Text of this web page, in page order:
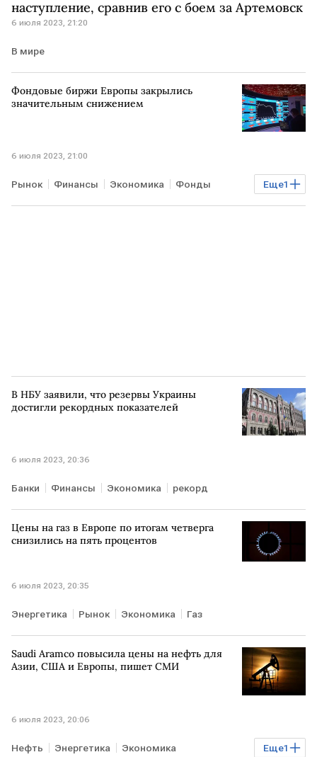
наступление, сравнив его с боем за Артемовск
6 июля 2023, 21:20
В мире
Фондовые биржи Европы закрылись
значительным снижением
6 июля 2023, 21:00
Еще1
Рынок Финансы Экономика Фонды
биржи Европы
В НБУ заявили, что резервы Украины
достигли рекордных показателей
6 июля 2023, 20:36
Банки Финансы Экономика рекорд
Цены на газ в Европе по итогам четверга
снизились на пять процентов
6 июля 2023, 20:35
Энергетика Рынок Экономика Газ
Saudi Aramco повысила цены на нефть для
Азии, США и Европы, пишет СМИ
6 июля 2023, 20:06
Еще1
Нефть Энергетика Экономика